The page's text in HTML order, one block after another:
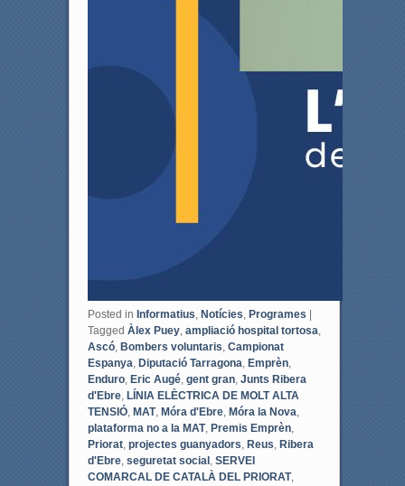
Posted in Informatius Notícies Programes |
Tagged Àlex Puey, ampliació hospital tortosa
Ascó, Bombers voluntaris Campionat
Espanya Diputació Tarragona Emprèn,
Enduro, Eric Augé, gent gran, Junts Ribera
d'Ebre, LÍNIA ELÈCTRICA DE MOLT ALTA
TENSIÓ, MAT, Móra d'Ebre, Móra la Nova
plataforma no a la MAT, Premis Emprèn,
Priorat, projectes guanyadors Reus Ribera
d'Ebre, seguretat social, SERVEI
COMARCAL DE CATALÀ DEL PRIORAT,